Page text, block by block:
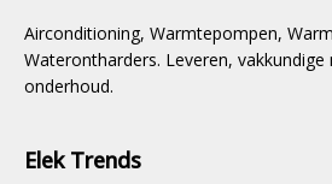
Airconditioning, Warmtepompen,
Waterontharders. Leveren,
onderhoud.
Elek Trends